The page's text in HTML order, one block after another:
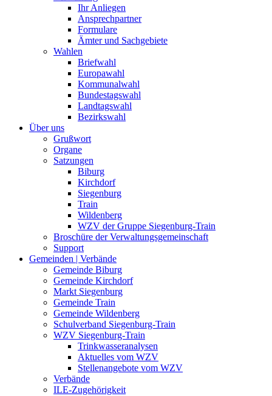
Ihr Anliegen
Ansprechpartner
Formulare
Ämter und Sachgebiete
Wahlen
Briefwahl
Europawahl
Kommunalwahl
Bundestagswahl
Landtagswahl
Bezirkswahl
Über uns
Grußwort
Organe
Satzungen
Biburg
Kirchdorf
Siegenburg
Train
Wildenberg
WZV der Gruppe Siegenburg-Train
Broschüre der Verwaltungsgemeinschaft
Support
Gemeinden | Verbände
Gemeinde Biburg
Gemeinde Kirchdorf
Markt Siegenburg
Gemeinde Train
Gemeinde Wildenberg
Schulverband Siegenburg-Train
WZV Siegenburg-Train
Trinkwasseranalysen
Aktuelles vom WZV
Stellenangebote vom WZV
Verbände
ILE-Zugehörigkeit